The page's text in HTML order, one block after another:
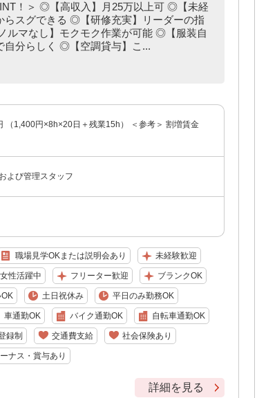
！＞ ◎【高収入】月25万以上可 ◎【未経
らスグできる ◎【研修充実】リーダーの指
ルマなし】モクモク作業が可能 ◎【服装自
自分らしく ◎【空調貸与】こ...
1,400円×8h×20日＋残業15h） ＜参考＞ 割増賃金
よび管理スタッフ
職場見学OKまたは説明会あり 未経験歓迎
女性活躍中 フリーター歓迎 ブランクOK
土日祝休み 平日のみ勤務OK
車通勤OK バイク通勤OK 自転車通勤OK
録制 交通費支給 社会保険あり
ナス・賞与あり
詳細を見る